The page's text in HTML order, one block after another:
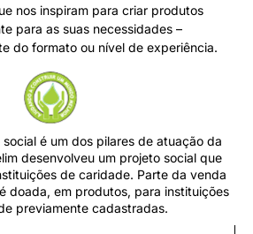
nos inspiram para criar produtos
para as suas necessidades –
do formato ou nível de experiência.
é um dos pilares de atuação da
desenvolveu um projeto social que
de caridade. Parte da venda
doada, em produtos, para instituições
previamente cadastradas.